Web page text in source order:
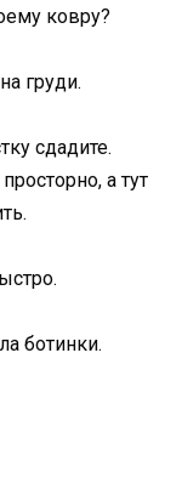
ковру?
груди.
сдадите.
а тут
ботинки.